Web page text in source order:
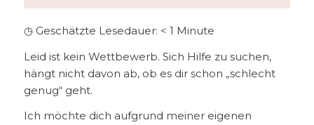
◷ Geschätzte Lesedauer: < 1 Minute
Leid ist kein Wettbewerb. Sich Hilfe zu suchen,
hängt nicht davon ab, ob es dir schon „schlecht
genug“ geht.
Ich möchte dich aufgrund meiner eigenen